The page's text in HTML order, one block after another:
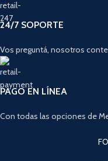
24/7 SOPORTE
Vos preguntá, nosotros
PAGO EN LÍNEA
Con todas las opciones de